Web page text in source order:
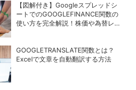
【図解付き】Googleスプレッドシ
ートでのGOOGLEFINANCE関数の
使い方を完全解説！株価や為替レー
GOOGLETRANSLATE関数とは？
Excelで文章を自動翻訳する方法